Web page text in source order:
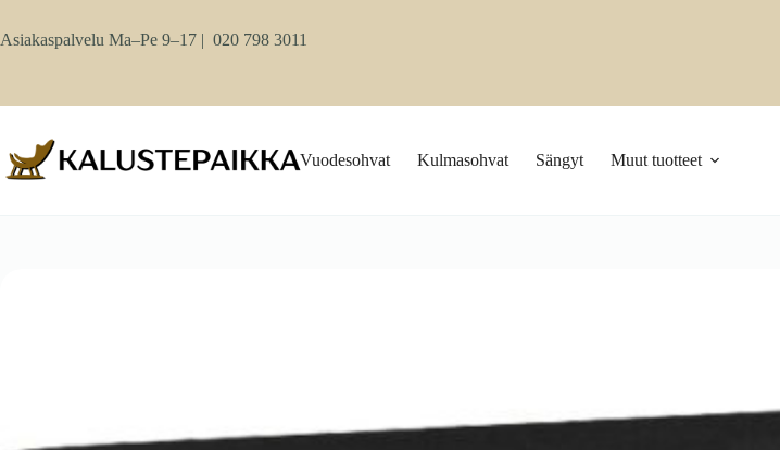
content
Asiakaspalvelu Ma–Pe 9–17 | 020 798 3011
Vuodesohvat Kulmasohvat Sängyt Muut tuotteet